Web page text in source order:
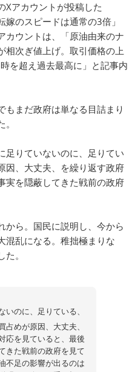
Xアカウントが投稿した
嫁のスピードは通常の3倍」
カウントは、「原油由来のナ
相次ぎ値上げ。取引価格の上
を超え過去最高に」と記事内
もまだ政府は単なる目詰まり
足りていないのに、足りてい
因、大丈夫、を繰り返す政府
実を隠蔽してきた戦前の政府
から。国民に説明し、今から
混乱になる。稚拙極まりな
。
いのに、足りている、
占めが原因、大丈夫、
応を見ていると、最後
きた戦前の政府を見て
不足の影響が出るのは